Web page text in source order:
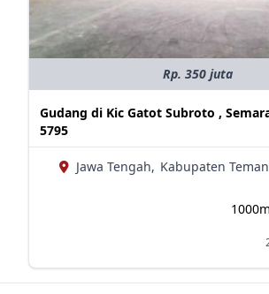
Rp. 350 juta
Gudang di Kic Gatot Subroto ,
5795
Jawa Tengah, Kabupaten
1000m